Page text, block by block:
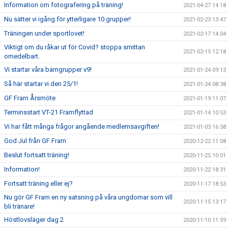
Information om fotografering på träning! 2021-04-27 14:18
Nu sätter vi igång för ytterligare 10 grupper! 2021-02-23 13:47
Träningen under sportlovet! 2021-02-17 14:04
Viktigt om du råkar ut för Covid? stoppa smittan
omedelbart.
2021-02-15 12:18
Vi startar våra barngrupper v9! 2021-01-24 09:13
Så här startar vi den 25/1! 2021-01-24 08:38
GF Fram Årsmöte 2021-01-19 11:07
Terminsstart VT-21 Framflyttad 2021-01-14 10:53
Vi har fått många frågor angående medlemsavgiften! 2021-01-03 16:58
God Jul från GF Fram 2020-12-22 11:08
Beslut fortsatt träning! 2020-11-25 10:01
Information! 2020-11-22 18:31
Fortsatt träning eller ej? 2020-11-17 18:53
Nu gör GF Fram en ny satsning på våra ungdomar som vill
bli tränare!
2020-11-15 13:17
Höstlovsläger dag 2 2020-11-10 11:59